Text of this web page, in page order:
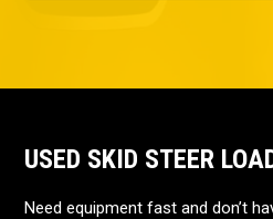
USED SKID STEER
Need equipment fast and don’t